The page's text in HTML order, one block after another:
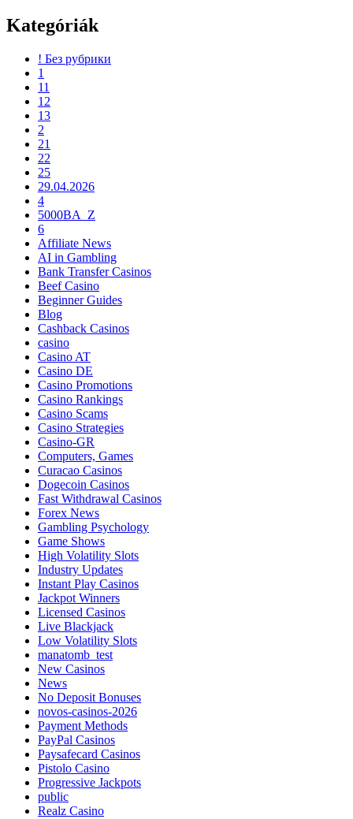
Kategóriák
! Без рубрики
1
11
12
13
2
21
22
25
29.04.2026
4
5000BA_Z
6
Affiliate News
AI in Gambling
Bank Transfer Casinos
Beef Casino
Beginner Guides
Blog
Cashback Casinos
casino
Casino AT
Casino DE
Casino Promotions
Casino Rankings
Casino Scams
Casino Strategies
Casino-GR
Computers, Games
Curacao Casinos
Dogecoin Casinos
Fast Withdrawal Casinos
Forex News
Gambling Psychology
Game Shows
High Volatility Slots
Industry Updates
Instant Play Casinos
Jackpot Winners
Licensed Casinos
Live Blackjack
Low Volatility Slots
manatomb_test
New Casinos
News
No Deposit Bonuses
novos-casinos-2026
Payment Methods
PayPal Casinos
Paysafecard Casinos
Pistolo Casino
Progressive Jackpots
public
Realz Casino